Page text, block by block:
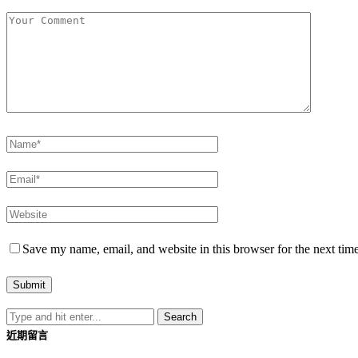
Save my name, email, and website in this browser for the next
近期留言